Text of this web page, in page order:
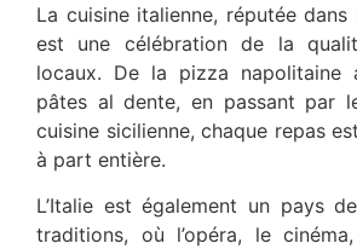
La cuisine italienne, réputée dans
est une célébration de la
locaux. De la pizza napolitaine
pâtes al dente, en passant par
cuisine sicilienne, chaque repas
à part entière.
L’Italie est également un pays
traditions, où l’opéra, le